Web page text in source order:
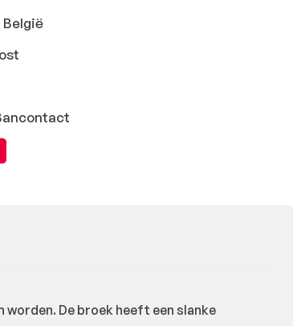
De broek heeft een slanke